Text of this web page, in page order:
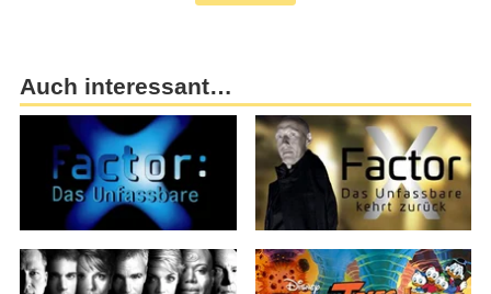
Auch interessant…